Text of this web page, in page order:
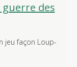
guerre des
jeu façon Loup-